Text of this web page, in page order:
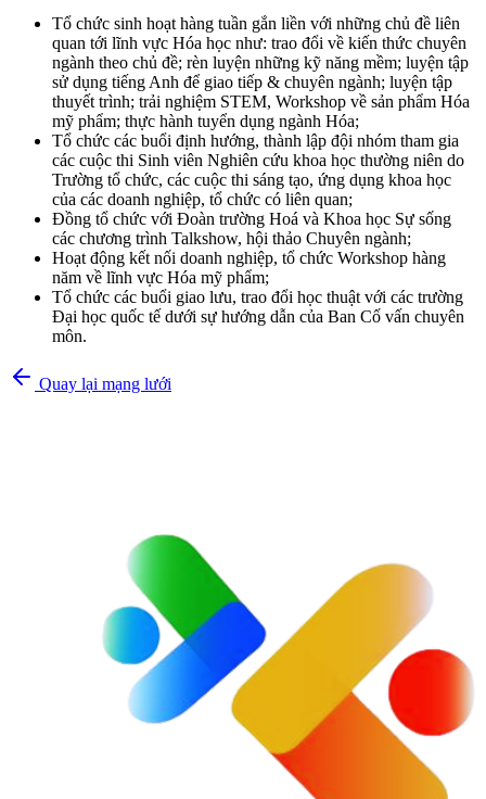
Tổ chức sinh hoạt hàng tuần gắn liền với những chủ đề liên
quan tới lĩnh vực Hóa học như: trao đổi về kiến thức chuyên
ngành theo chủ đề; rèn luyện những kỹ năng mềm; luyện tập
sử dụng tiếng Anh để giao tiếp & chuyên ngành; luyện tập
thuyết trình; trải nghiệm STEM, Workshop về sản phẩm Hóa
mỹ phẩm; thực hành tuyển dụng ngành Hóa;
Tổ chức các buổi định hướng, thành lập đội nhóm tham gia
các cuộc thi Sinh viên Nghiên cứu khoa học thường niên do
Trường tổ chức, các cuộc thi sáng tạo, ứng dụng khoa học
của các doanh nghiệp, tổ chức có liên quan;
Đồng tổ chức với Đoàn trường Hoá và Khoa học Sự sống
các chương trình Talkshow, hội thảo Chuyên ngành;
Hoạt động kết nối doanh nghiệp, tổ chức Workshop hàng
năm về lĩnh vực Hóa mỹ phẩm;
Tổ chức các buổi giao lưu, trao đổi học thuật với các trường
Đại học quốc tế dưới sự hướng dẫn của Ban Cố vấn chuyên
môn.
Quay lại mạng lưới